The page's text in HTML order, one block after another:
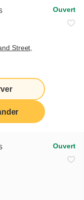
Ouvert
Street,
Ouvert
de
petits
créativité et
!